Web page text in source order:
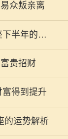
众叛亲离
半年的运
贵招财
得到提升
的运势解析